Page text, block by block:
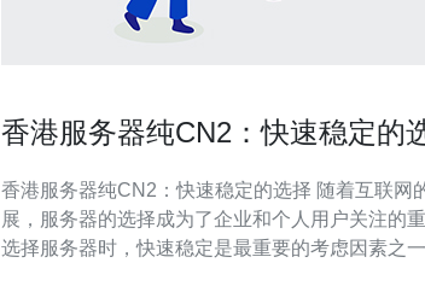
香港服务器纯CN2：快速稳定的
香港服务器纯CN2：快速稳定的选择 随着互联网的快速发
展，服务器的选择成为了企业和个人用户关注的
选择服务器时，快速稳定是最重要的考虑因素之